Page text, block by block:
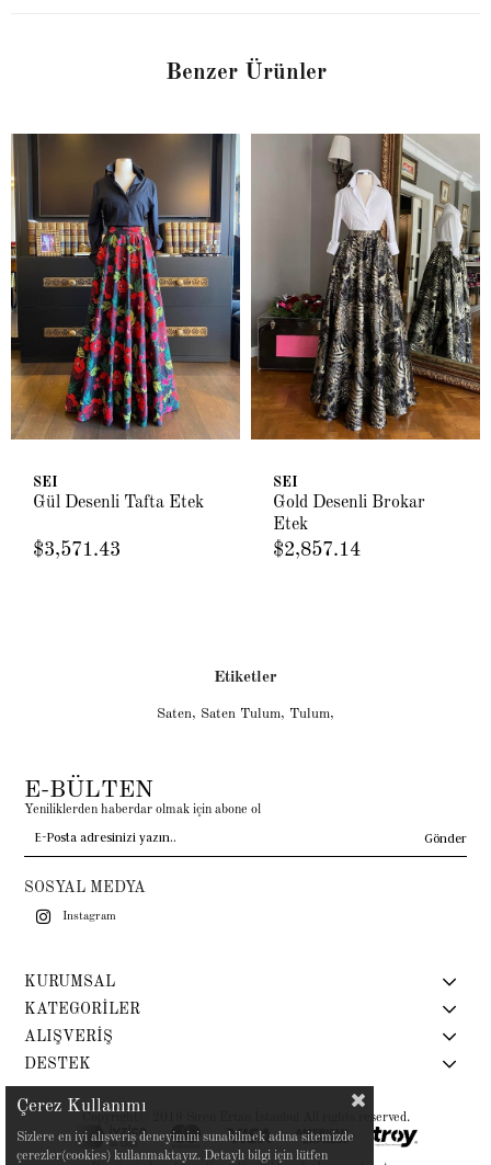
Benzer Ürünler
SEI
Gül Desenli Tafta Etek
$3,571.43
SEI
Gold Desenli Brokar
Etek
$2,857.14
Etiketler
Saten, Saten Tulum, Tulum,
E-BÜLTEN
Yeniliklerden haberdar olmak için abone ol
Gönder
SOSYAL MEDYA
Instagram
KURUMSAL
KATEGORİLER
ALIŞVERİŞ
DESTEK
Copyright© 2019 Siren Ertan İstanbul All rights reserved.
Çerez Kullanımı
Sizlere en iyi alışveriş deneyimini sunabilmek adına sitemizde
çerezler(cookies) kullanmaktayız. Detaylı bilgi için lütfen